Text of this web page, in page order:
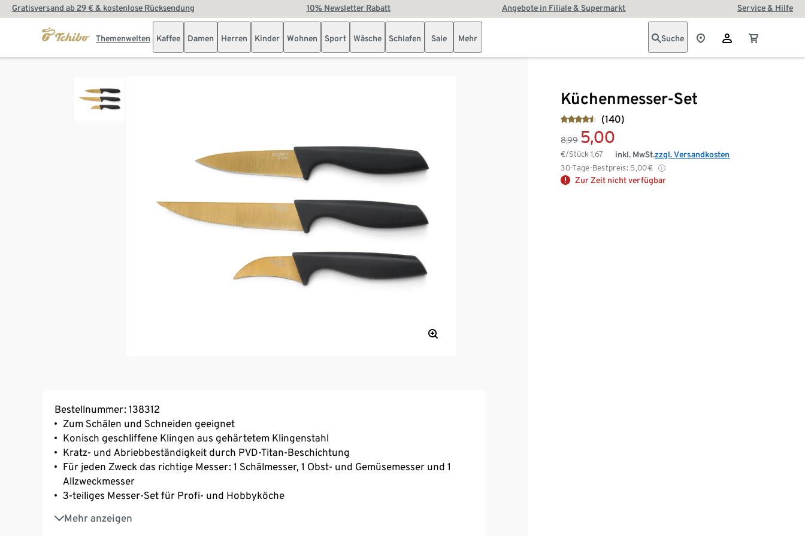
Gratisversand ab 29 € & kostenlose Rücksendung 10% Newsletter Rabatt Angebote in Filiale & Supermarkt Service & Hilfe
Themenwelten Kaffee Damen Herren Kinder Wohnen Sport Wäsche Schlafen Sale Mehr Suche
Küchenmesser-Set
(140)
8,99 5,00
€/Stück1,67
30-Tage-Bestpreis: 5,00€
inkl. MwSt.zzgl. Versandkosten
Zur Zeit nicht verfügbar
Bestellnummer: 138312
Zum Schälen und Schneiden geeignet
Konisch geschliffene Klingen aus gehärtetem Klingenstahl
Kratz- und Abriebbeständigkeit durch PVD-Titan-Beschichtung
Für jeden Zweck das richtige Messer: 1 Schälmesser, 1 Obst- und Gemüsemesser und 1
Allzweckmesser
3-teiliges Messer-Set für Profi- und Hobbyköche
Mehr anzeigen
Rutschhemmender Kunststoffgriff
Schälmesser mit kurzer, gebogener Klinge